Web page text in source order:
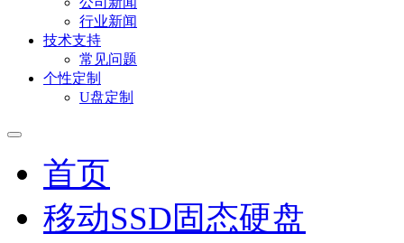
行业新闻
技术支持
常见问题
个性定制
U盘定制
首页
移动SSD固态硬盘